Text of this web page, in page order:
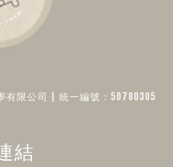
限公司 | 統一編號：50780305​
結